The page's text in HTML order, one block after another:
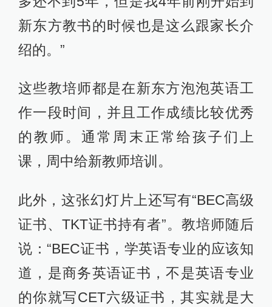
新东方教书的时候也是这么跟家长介
绍的。”
这些教培师都是在新东方泡泡英语工
作一段时间，并且工作成绩比较优秀
的教师。通常周末正常给孩子们上
课，周中给新教师培训。
此外，这张幻灯片上还写有“BEC高级
证书、TKT证书持有者”。教培师随后
说：“BEC证书，学英语专业的应该知
道，是商务英语证书，不是英语专业
的你就写CET六级证书，其实就是大